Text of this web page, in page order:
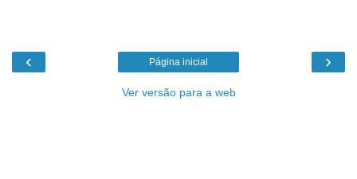
‹ ›
Página inicial
Ver versão para a web